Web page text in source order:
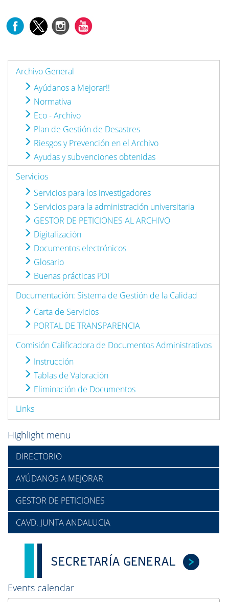
Archivo General
Ayúdanos a Mejorar!!
Normativa
Eco - Archivo
Plan de Gestión de Desastres
Riesgos y Prevención en el Archivo
Ayudas y subvenciones obtenidas
Servicios
Servicios para los investigadores
Servicios para la administración universitaria
GESTOR DE PETICIONES AL ARCHIVO
Digitalización
Documentos electrónicos
Glosario
Buenas prácticas PDI
Documentación: Sistema de Gestión de la Calidad
Carta de Servicios
PORTAL DE TRANSPARENCIA
Comisión Calificadora de Documentos Administrativos
Instrucción
Tablas de Valoración
Eliminación de Documentos
Links
Highlight menu
DIRECTORIO
AYÚDANOS A MEJORAR
GESTOR DE PETICIONES
CAVD. JUNTA ANDALUCIA
Events calendar